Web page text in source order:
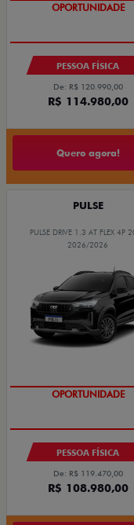
OPORTUNIDADE
PESSOA FÍSICA
De: R$ 120.990,00
R$ 114.980,00
Quero agora!
PULSE
PULSE DRIVE 1.3 AT FLEX 4P
2026/2026
OPORTUNIDADE
PESSOA FÍSICA
De: R$ 119.470,00
R$ 108.980,00